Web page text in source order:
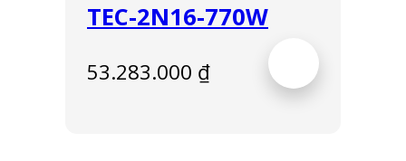
TEC-2N16-770W
53.283.000 ₫